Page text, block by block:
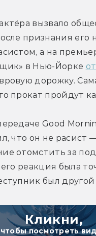
вызвало
признания его
а на
в Нью-Йорке
дорожку.
прокат пройдут
Good
что он не расист
отомстить за
его реакция была
был другой
Кликни,
чтобы посмотреть